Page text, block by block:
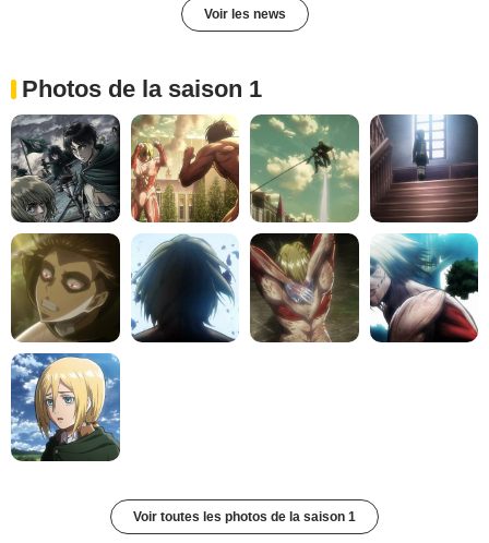
Voir les news
Photos de la saison 1
Voir toutes les photos de la saison 1